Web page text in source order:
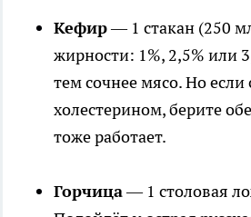
Кефир— 1 стакан (250
жирности: 1%, 2,5% или
тем сочнее мясо. Но если
холестерином, берите
тоже работает.
Горчица— 1 столовая